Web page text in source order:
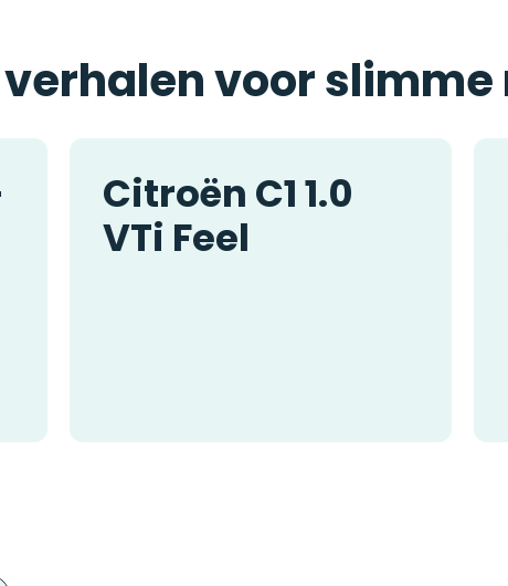
voor
Citroën C1 1.0
VTi Feel